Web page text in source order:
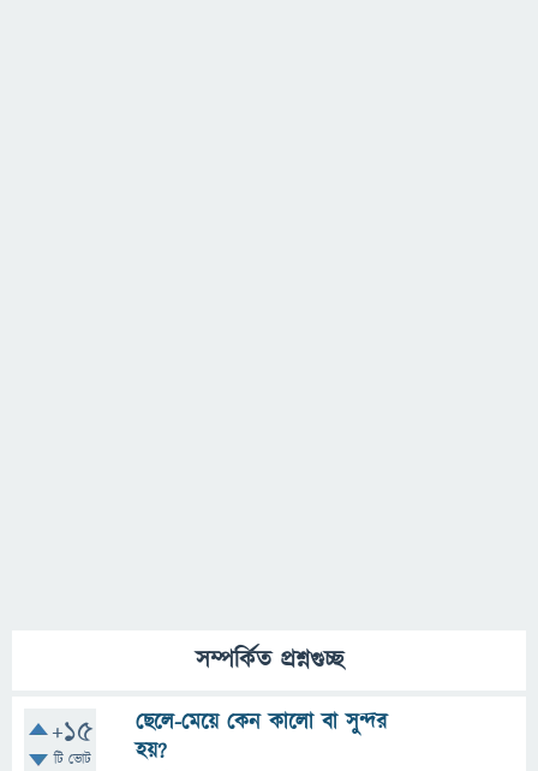
সম্পর্কিত প্রশ্নগুচ্ছ
+15
টি ভোট
ছেলে-মেয়ে কেন কালো বা সুন্দর
হয়?